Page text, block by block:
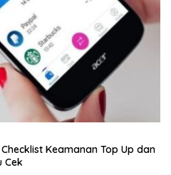
Keamanan Top Up dan
Cek